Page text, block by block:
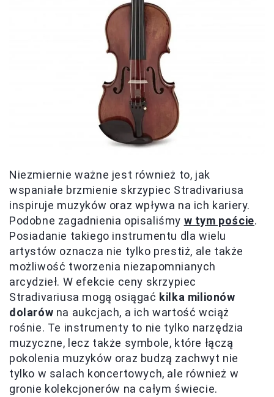
Niezmiernie ważne jest również to, jak
wspaniałe brzmienie skrzypiec Stradivariusa
inspiruje muzyków oraz wpływa na ich kariery.
Podobne zagadnienia opisaliśmy w tym poście.
Posiadanie takiego instrumentu dla wielu
artystów oznacza nie tylko prestiż, ale także
możliwość tworzenia niezapomnianych
arcydzieł. W efekcie ceny skrzypiec
Stradivariusa mogą osiągać kilka milionów
dolarów na aukcjach, a ich wartość wciąż
rośnie. Te instrumenty to nie tylko narzędzia
muzyczne, lecz także symbole, które łączą
pokolenia muzyków oraz budzą zachwyt nie
tylko w salach koncertowych, ale również w
gronie kolekcjonerów na całym świecie.